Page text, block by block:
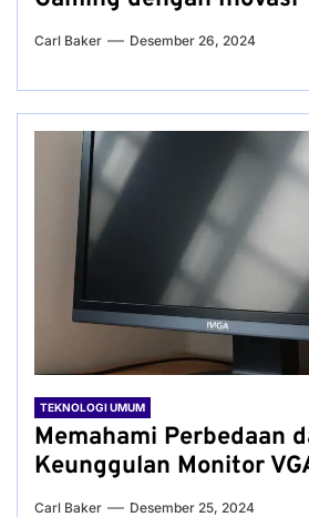
Carl Baker Desember 26, 2024
TEKNOLOGI UMUM
Memahami Perbedaan
Keunggulan Monitor
Carl Baker Desember 25, 2024